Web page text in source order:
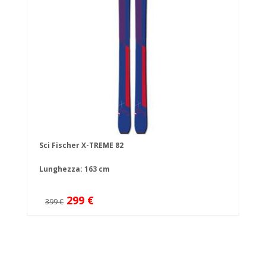
Sci Fischer X-TREME 82
Lunghezza: 163 cm
399 € 299 €